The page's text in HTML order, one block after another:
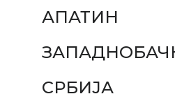
АПАТИН
СРБИЈА